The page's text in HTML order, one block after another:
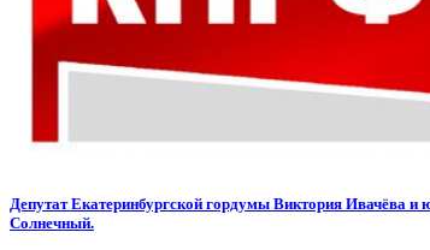
Депутат Екатеринбургской гордумы Виктория Ивачёва
Солнечный.